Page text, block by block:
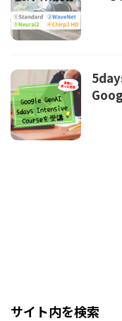
サイト内を検索